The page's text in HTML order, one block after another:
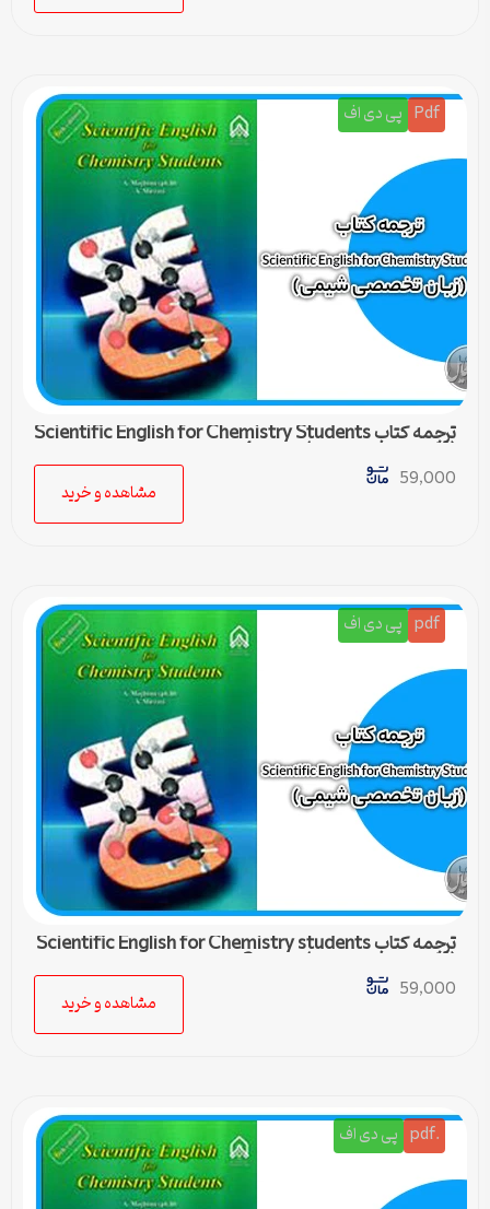
Pdf پی دی اف
ترجمه کتاب Scientific English for Chemistry Students
(زبان تخصصی شیمی) – درس 4
59,000
مشاهده و خرید
pdf پی دی اف
ترجمه کتاب Scientific English for Chemistry students
(زبان تخصصی شیمی) – درس 3
59,000
مشاهده و خرید
.pdf پی دی اف